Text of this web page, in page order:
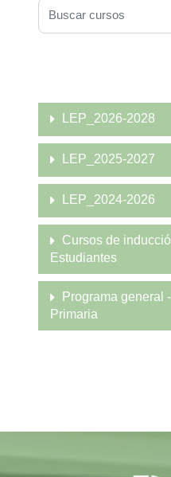
Buscar cursos
LEP_2026-2028
LEP_2025-2027
LEP_2024-2026
Cursos de
Estudiantes
Programa general
Primaria